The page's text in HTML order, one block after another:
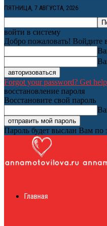
ПЯТНИЦА, 7 АВГУСТА, 2026
войти в систему
Добро пожаловать! Войдите
Forgot your password? Get help
восстановление пароля
Восстановите свой пароль
Пароль будет выслан Вам по
Главная